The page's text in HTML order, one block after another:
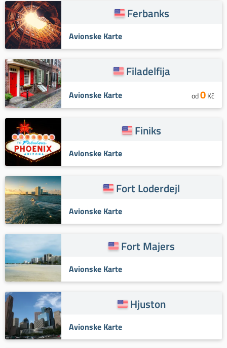
Ferbanks
Avionske Karte
Filadelfija
Avionske Karte od0Kč
Finiks
Avionske Karte
Fort Loderdejl
Avionske Karte
Fort Majers
Avionske Karte
Hjuston
Avionske Karte